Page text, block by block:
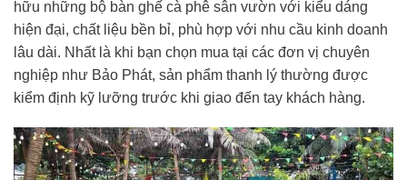
hữu những bộ bàn ghế cà phê sân vườn với kiểu dáng
hiện đại, chất liệu bền bỉ, phù hợp với nhu cầu kinh doanh
lâu dài. Nhất là khi bạn chọn mua tại các đơn vị chuyên
nghiệp như Bảo Phát, sản phẩm thanh lý thường được
kiểm định kỹ lưỡng trước khi giao đến tay khách hàng.